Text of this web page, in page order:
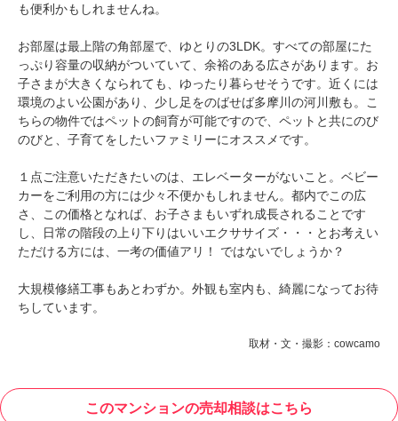
も便利かもしれませんね。
お部屋は最上階の角部屋で、ゆとりの3LDK。すべての部屋にた
っぷり容量の収納がついていて、余裕のある広さがあります。お
子さまが大きくなられても、ゆったり暮らせそうです。近くには
環境のよい公園があり、少し足をのばせば多摩川の河川敷も。こ
ちらの物件ではペットの飼育が可能ですので、ペットと共にのび
のびと、子育てをしたいファミリーにオススメです。
１点ご注意いただきたいのは、エレベーターがないこと。ベビー
カーをご利用の方には少々不便かもしれません。都内でこの広
さ、この価格となれば、お子さまもいずれ成長されることです
し、日常の階段の上り下りはいいエクササイズ・・・とお考えい
ただける方には、一考の価値アリ！ ではないでしょうか？
大規模修繕工事もあとわずか。外観も室内も、綺麗になってお待
ちしています。
取材・文・撮影：cowcamo
このマンションの売却相談はこちら